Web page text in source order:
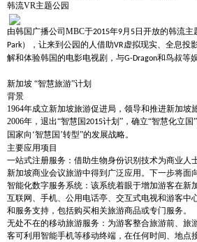
韩流VR主题公园
由韩国广播公司MBC于2015年9月5日开放的韩流主
Park），让来到公园的人借助VR虚拟现实、全息投影
解和体验韩国的电影电视剧，与G-Dragon和鸟叔等
新加坡 “智慧旅游”计划
背景
1964年成立新加坡旅游促进局，领导和推进新加坡
2006年，退出“智慧国2015计划”，确立“智慧化立
国家向‘智慧国’转型”的发展战略。
主要应用项目
一站式注册服务：借助生物身份识别技术为商业人
新加坡商业会议旅游中得到广泛应用。下一步将面
智能化数字服务系统：该系统着眼于增加游客在新
互联网、手机、公用电话亭、交互式电视和游客中
和服务支持，包括购买相关旅游商品或专门服务。
无处不在的移动旅游服务：为游客整合旅游前、旅
客可利用智能手机等移动终端，在任何时间、地点